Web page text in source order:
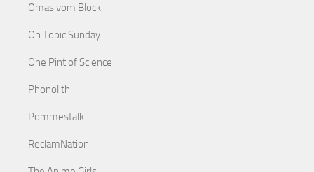
Omas vom Block
On Topic Sunday
One Pint of Science
Phonolith
Pommestalk
ReclamNation